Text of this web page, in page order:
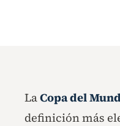
LaCopa del
definición más